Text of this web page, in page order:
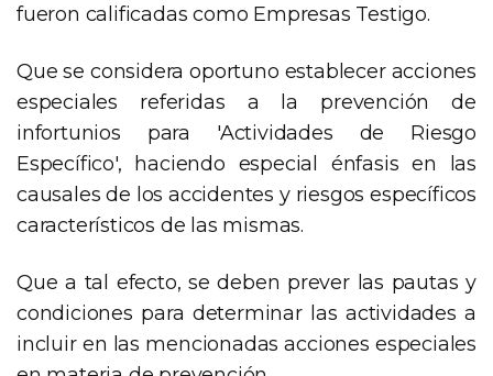
fueron calificadas como Empresas Testigo.
Que se considera oportuno establecer acciones
especiales referidas a la prevención de
infortunios para 'Actividades de Riesgo
Específico', haciendo especial énfasis en las
causales de los accidentes y riesgos específicos
característicos de las mismas.
Que a tal efecto, se deben prever las pautas y
condiciones para determinar las actividades a
incluir en las mencionadas acciones especiales